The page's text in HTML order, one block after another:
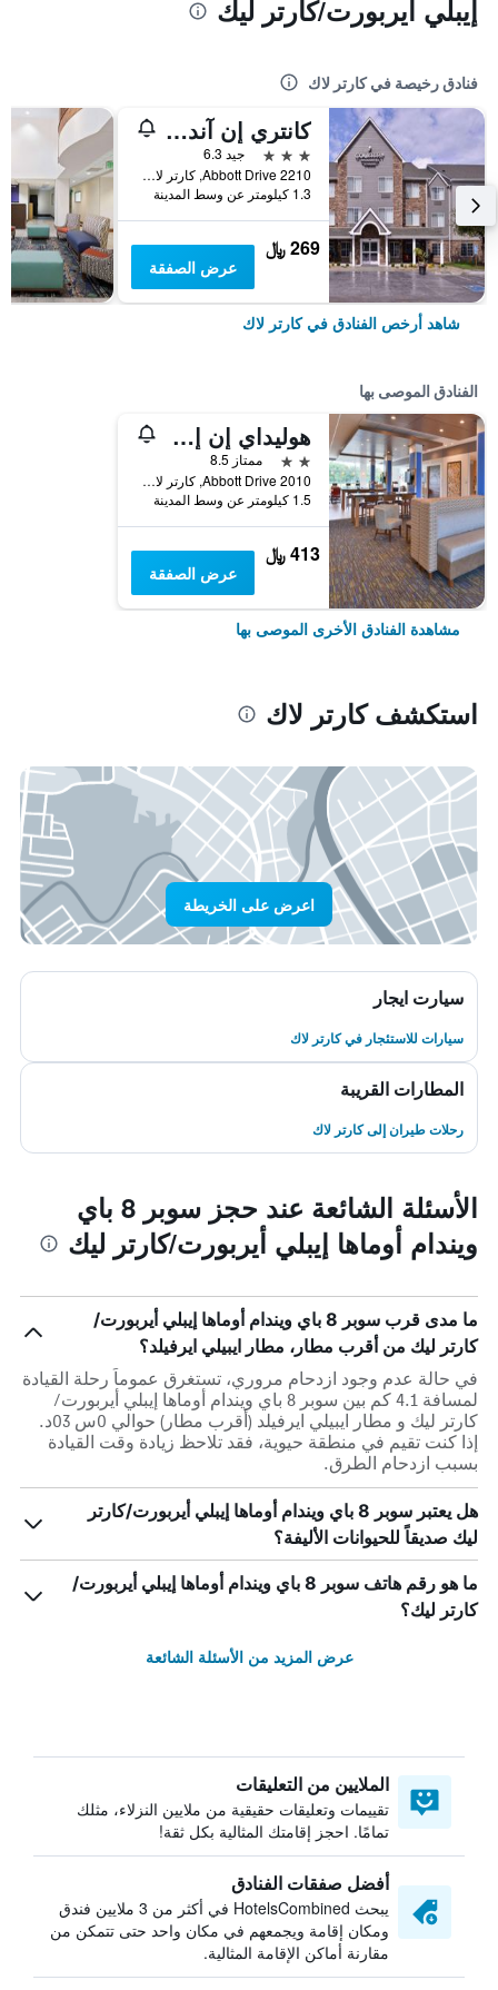
إيبلي أيربورت/كارتر ليك
فنادق رخيصة في كارتر لاك
كانتري إن آند سويتس باي راديسون، أوماها إيربورت، آيوا
3 نجوم
جيد 6.3
2210 Abbott Drive, كارتر لاك, IA, الولايات المتحدة الأميريكية
1.3 كيلومتر عن وسط المدينة
269 ﷼
عرض الصفقة
شاهد أرخص الفنادق في كارتر لاك
الفنادق الموصى بها
هوليداي إن إكسبرس آند سويتس أوماها ٔيربورت باي آيتش جي
2 نجمتين
ممتاز 8.5
2010 Abbott Drive, كارتر لاك, IA, الولايات المتحدة الأميريكية
1.5 كيلومتر عن وسط المدينة
413 ﷼
عرض الصفقة
مشاهدة الفنادق الأخرى الموصى بها
استكشف كارتر لاك
اعرض على الخريطة
سيارت ايجار
سيارات للاستئجار في كارتر لاك
المطارات القريبة
رحلات طيران إلى كارتر لاك
الأسئلة الشائعة عند حجز سوبر 8 باي
ويندام أوماها إيبلي أيربورت/كارتر ليك
ما مدى قرب سوبر 8 باي ويندام أوماها إيبلي أيربورت/
كارتر ليك من أقرب مطار، مطار ايبيلي ايرفيلد؟
في حالة عدم وجود ازدحام مروري، تستغرق عموماً رحلة القيادة
لمسافة 4.1 كم بين سوبر 8 باي ويندام أوماها إيبلي أيربورت/
كارتر ليك و مطار ايبيلي ايرفيلد (أقرب مطار) حوالي 0س 03د.
إذا كنت تقيم في منطقة حيوية، فقد تلاحظ زيادة وقت القيادة
بسبب ازدحام الطرق.
هل يعتبر سوبر 8 باي ويندام أوماها إيبلي أيربورت/كارتر
ليك صديقاً للحيوانات الأليفة؟
ما هو رقم هاتف سوبر 8 باي ويندام أوماها إيبلي أيربورت/
كارتر ليك؟
عرض المزيد من الأسئلة الشائعة
الملايين من التعليقات
تقييمات وتعليقات حقيقية من ملايين النزلاء، مثلك
تمامًا. احجز إقامتك المثالية بكل ثقة!
أفضل صفقات الفنادق
يبحث HotelsCombined في أكثر من 3 ملايين فندق
ومكان إقامة ويجمعهم في مكان واحد حتى تتمكن من
مقارنة أماكن الإقامة المثالية.